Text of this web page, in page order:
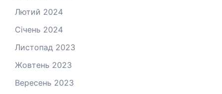
Лютий 2024
Січень 2024
Листопад 2023
Жовтень 2023
Вересень 2023